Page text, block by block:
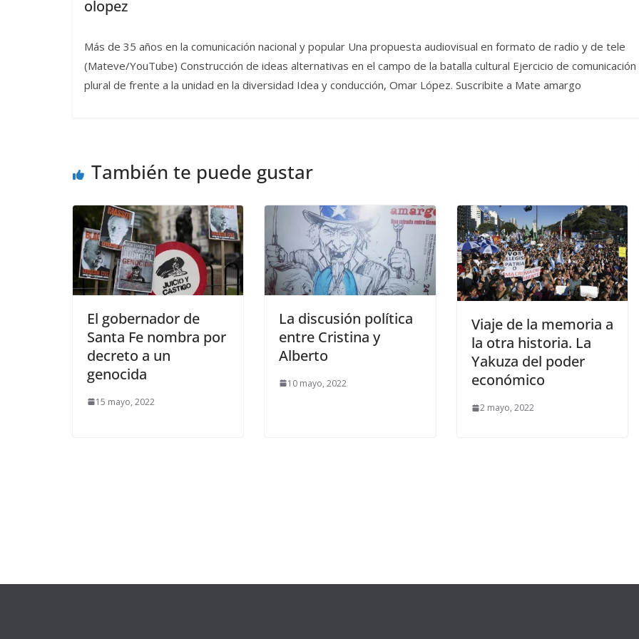
olopez
Más de 35 años en la comunicación nacional y popular Una propuesta audiovisual en formato de radio y de tele
(Mateve/YouTube) Construcción de ideas alternativas en el campo de la batalla cultural Ejercicio de comunicación
plural de frente a la unidad en la diversidad Idea y conducción, Omar López. Suscribite a Mate amargo
También te puede gustar
El gobernador de
Santa Fe nombra por
decreto a un
genocida
15 mayo, 2022
La discusión política
entre Cristina y
Alberto
10 mayo, 2022
Viaje de la memoria a
la otra historia. La
Yakuza del poder
económico
2 mayo, 2022